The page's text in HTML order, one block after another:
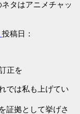
タはアニメチャッ
投稿日：
正を
では私も上げてい
証拠として挙げさ